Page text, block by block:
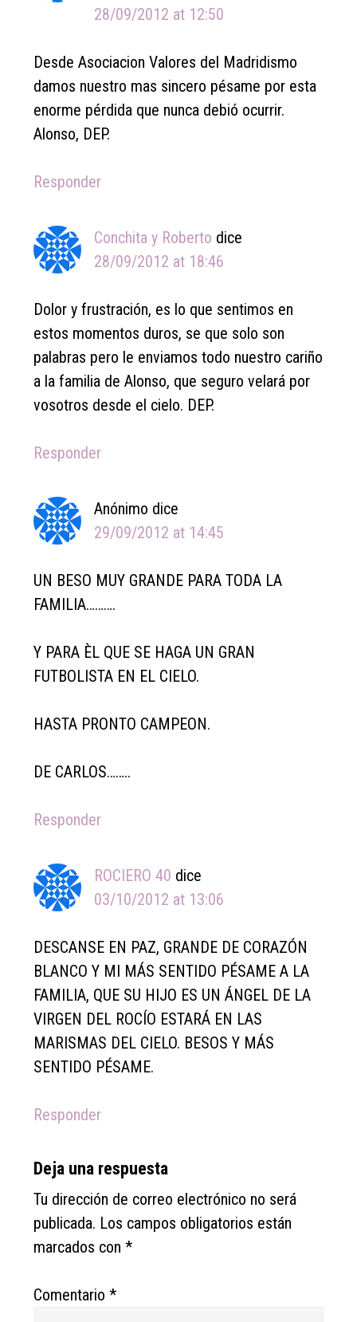
28/09/2012 at 12:50
Desde Asociacion Valores del Madridismo
damos nuestro mas sincero pésame por esta
enorme pérdida que nunca debió ocurrir.
Alonso, DEP.
Responder
Conchita y Roberto dice
28/09/2012 at 18:46
Dolor y frustración, es lo que sentimos en
estos momentos duros, se que solo son
palabras pero le enviamos todo nuestro cariño
a la familia de Alonso, que seguro velará por
vosotros desde el cielo. DEP.
Responder
Anónimo dice
29/09/2012 at 14:45
UN BESO MUY GRANDE PARA TODA LA
FAMILIA……….
Y PARA ÈL QUE SE HAGA UN GRAN
FUTBOLISTA EN EL CIELO.
HASTA PRONTO CAMPEON.
DE CARLOS……..
Responder
ROCIERO 40 dice
03/10/2012 at 13:06
DESCANSE EN PAZ, GRANDE DE CORAZÓN
BLANCO Y MI MÁS SENTIDO PÉSAME A LA
FAMILIA, QUE SU HIJO ES UN ÁNGEL DE LA
VIRGEN DEL ROCÍO ESTARÁ EN LAS
MARISMAS DEL CIELO. BESOS Y MÁS
SENTIDO PÉSAME.
Responder
Deja una respuesta
Tu dirección de correo electrónico no será
publicada. Los campos obligatorios están
marcados con*
Comentario*